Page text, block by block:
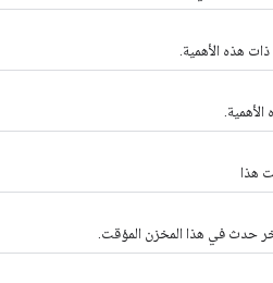
هذه الأهمية.
هذا
حدث في هذا المخزن المؤقت.